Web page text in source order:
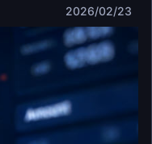
2026/02/23